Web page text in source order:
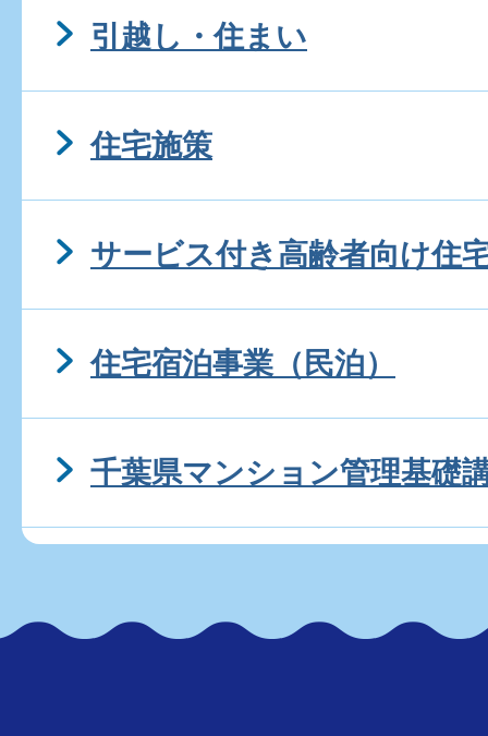
引越し・住まい
住宅施策
サービス付き高齢者向け住
住宅宿泊事業（民泊）
千葉県マンション管理基礎